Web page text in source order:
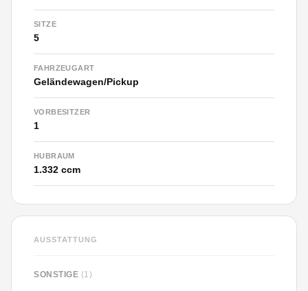
SITZE
5
FAHRZEUGART
Geländewagen/Pickup
VORBESITZER
1
HUBRAUM
1.332 ccm
AUSSTATTUNG
SONSTIGE (1)